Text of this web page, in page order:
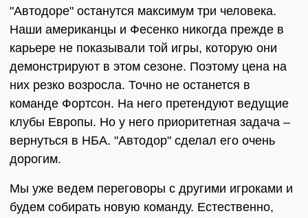
"Автодоре" останутся максимум три человека.
Наши американцы и Фесенко никогда прежде в
карьере не показывали той игры, которую они
демонстрируют в этом сезоне. Поэтому цена на
них резко возросла. Точно не останется в
команде Фортсон. На него претендуют ведущие
клубы Европы. Но у него приоритетная задача –
вернуться в НБА. "Автодор" сделал его очень
дорогим.
Мы уже ведем переговоры с другими игроками и
будем собирать новую команду. Естественно,